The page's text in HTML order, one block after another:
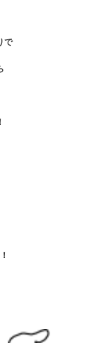
で